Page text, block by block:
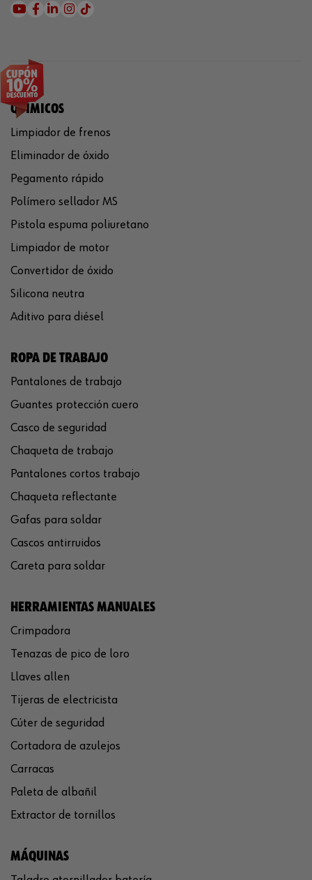
QUÍMICOS
Limpiador de frenos
Eliminador de óxido
Pegamento rápido
Polímero sellador MS
Pistola espuma poliuretano
Limpiador de motor
Convertidor de óxido
Silicona neutra
Aditivo para diésel
ROPA DE TRABAJO
Pantalones de trabajo
Guantes protección cuero
Casco de seguridad
Chaqueta de trabajo
Pantalones cortos trabajo
Chaqueta reflectante
Gafas para soldar
Cascos antirruidos
Careta para soldar
HERRAMIENTAS MANUALES
Crimpadora
Tenazas de pico de loro
Llaves allen
Tijeras de electricista
Cúter de seguridad
Cortadora de azulejos
Carracas
Paleta de albañil
Extractor de tornillos
MÁQUINAS